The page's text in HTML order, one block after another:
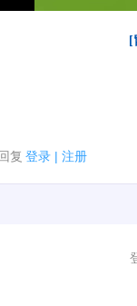
[
复 登录 | 注册
脑端新用户可以发表评